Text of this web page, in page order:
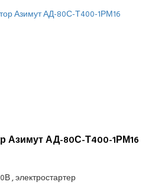
Азимут АД-80С-Т400-1РМ16
, электростартер